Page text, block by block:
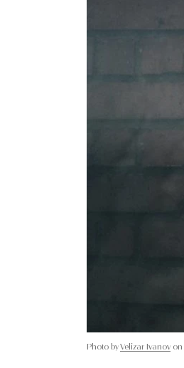
Photo byVelizar Ivanovon